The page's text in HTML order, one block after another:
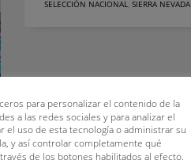
SELECCIÓN NACIONAL, SIERRA NEVADA
para personalizar el contenido de la
a las redes sociales y para analizar el
el uso de esta tecnología o administrar su
y así controlar completamente qué
de los botones habilitados al efecto.